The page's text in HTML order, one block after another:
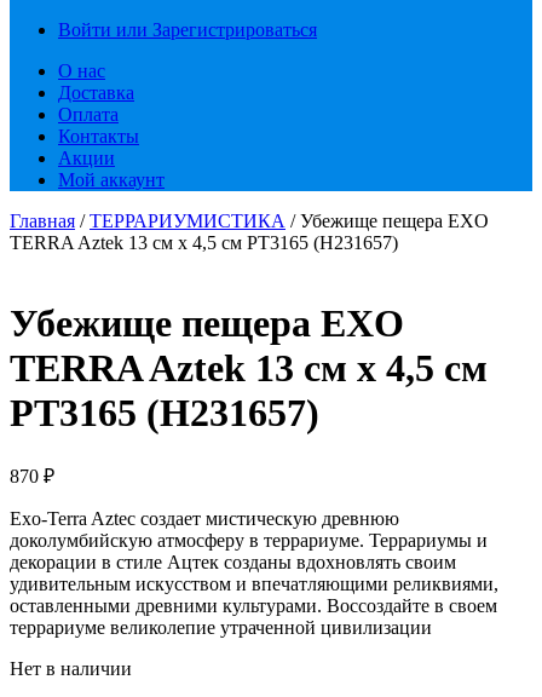
Войти или Зарегистрироваться
О нас
Доставка
Оплата
Контакты
Акции
Мой аккаунт
Главная /ТЕРРАРИУМИСТИКА / Убежище пещера EXO
TERRA Aztek 13 см x 4,5 см PT3165 (H231657)
Убежище пещера EXO
TERRA Aztek 13 см x 4,5 см
PT3165 (H231657)
870 ₽
Exo-Terra Aztec создает мистическую древнюю
доколумбийскую атмосферу в террариуме. Террариумы и
декорации в стиле Ацтек созданы вдохновлять своим
удивительным искусством и впечатляющими реликвиями,
оставленными древними культурами. Воссоздайте в своем
террариуме великолепие утраченной цивилизации
Нет в наличии